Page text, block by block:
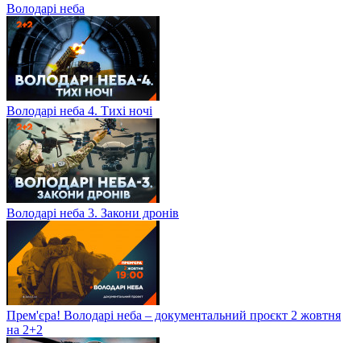
Володарі неба
Володарі неба 4. Тихі ночі
Володарі неба 3. Закони дронів
Прем'єра! Володарі неба – документальний проєкт 2 жовтня
на 2+2